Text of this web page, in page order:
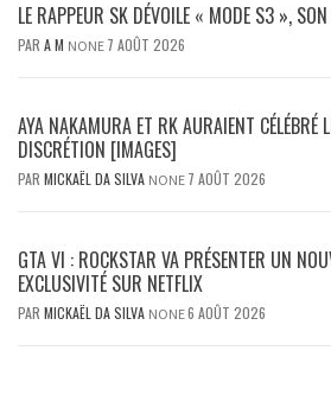
LE RAPPEUR SK DÉVOILE « MODE S3 »,
PAR A M NONE 7 AOÛT 2026
AYA NAKAMURA ET RK AURAIENT CÉLÉBRÉ
DISCRÉTION [IMAGES]
PAR MICKAËL DA SILVA NONE 7 AOÛT 2026
GTA VI : ROCKSTAR VA PRÉSENTER UN
EXCLUSIVITÉ SUR NETFLIX
PAR MICKAËL DA SILVA NONE6 AOÛT 2026